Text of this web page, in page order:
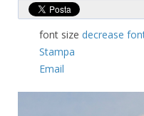
font size decrease
Stampa
Email